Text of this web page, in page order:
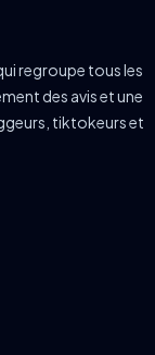
regroupe tous les
des avis et une
tiktokeurs et